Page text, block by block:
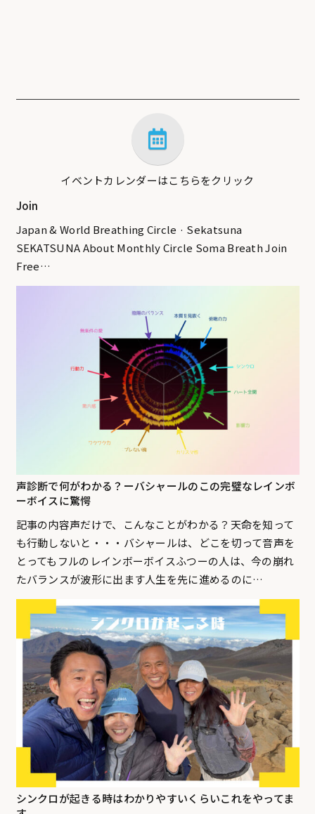
イベントカレンダーはこちらをクリック
Join
Japan & World Breathing Circle · Sekatsuna
SEKATSUNA About Monthly Circle Soma Breath Join
Free…
声診断で何がわかる？ーバシャールのこの完璧なレインボ
ーボイスに驚愕
記事の内容声だけで、こんなことがわかる？天命を知って
も行動しないと・・・バシャールは、どこを切って音声を
とってもフルのレインボーボイスふつーの人は、今の崩れ
たバランスが波形に出ます人生を先に進めるのに…
シンクロが起きる時はわかりやすいくらいこれをやってま